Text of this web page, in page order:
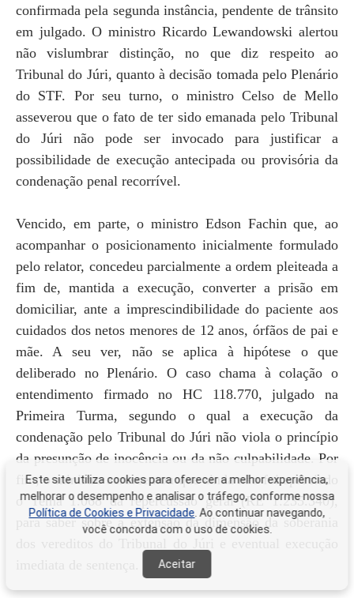
Este site utiliza cookies para oferecer a melhor experiência,
melhorar o desempenho e analisar o tráfego, conforme nossa
Política de Cookies e Privacidade . Ao continuar navegando,
você concorda com o uso de cookies.
Aceitar
confirmada pela segunda instância, pendente de trânsito
em julgado. O ministro Ricardo Lewandowski alertou
não vislumbrar distinção, no que diz respeito ao
Tribunal do Júri, quanto à decisão tomada pelo Plenário
do STF. Por seu turno, o ministro Celso de Mello
asseverou que o fato de ter sido emanada pelo Tribunal
do Júri não pode ser invocado para justificar a
possibilidade de execução antecipada ou provisória da
condenação penal recorrível.
Vencido, em parte, o ministro Edson Fachin que, ao
acompanhar o posicionamento inicialmente formulado
pelo relator, concedeu parcialmente a ordem pleiteada a
fim de, mantida a execução, converter a prisão em
domiciliar, ante a imprescindibilidade do paciente aos
cuidados dos netos menores de 12 anos, órfãos de pai e
mãe. A seu ver, não se aplica à hipótese o que
deliberado no Plenário. O caso chama à colação o
entendimento firmado no HC 118.770, julgado na
Primeira Turma, segundo o qual a execução da
condenação pelo Tribunal do Júri não viola o princípio
da presunção de inocência ou da não culpabilidade. Por
fim, o ministro acrescentou que ainda não foi apreciado
o Tema 1.068 da repercussão geral (RE 1.235.340),
para saber sobre a extensão da dimensão da soberania